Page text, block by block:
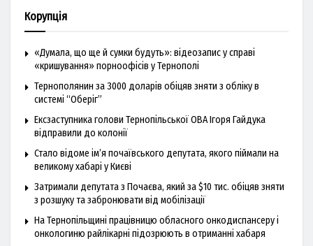
Корупція
«Думала, що ще й сумки будуть»: відеозапис у справі
«кришування» порноофісів у Тернополі
Тернополянин за 3000 доларів обіцяв зняти з обліку в
системі “Оберіг”
Ексзаступника голови Тернопільської ОВА Ігоря Гайдука
відправили до колонії
Стало відоме ім’я почаївського депутата, якого піймали на
великому хабарі у Києві
Затримали депутата з Почаєва, який за $10 тис. обіцяв зняти
з розшуку та забронювати від мобілізації
На Тернопільщині працівницю обласного онкодиспансеру і
онкологиню райлікарні підозрюють в отриманні хабаря